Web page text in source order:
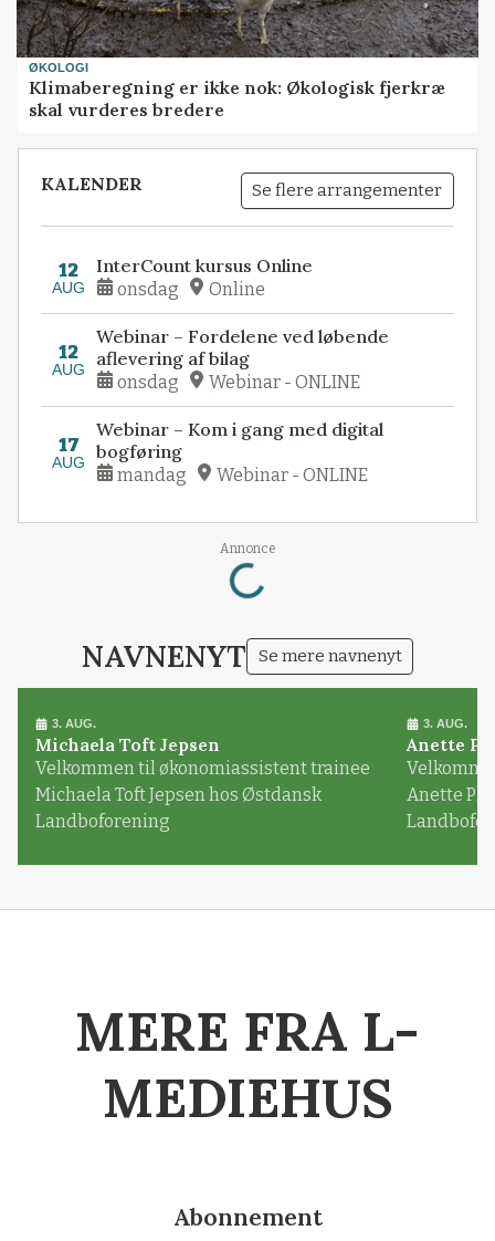
ØKOLOGI
Klimaberegning er ikke nok: Økologisk fjerkræ
skal vurderes bredere
KALENDER Se flere arrangementer
12
AUG
InterCount kursus Online
onsdag Online
12
AUG
Webinar – Fordelene ved løbende
aflevering af bilag
onsdag Webinar - ONLINE
17
AUG
Webinar – Kom i gang med digital
bogføring
mandag Webinar - ONLINE
Annonce
Loading...
NAVNENYT Se mere navnenyt
3. AUG.
Michaela Toft Jepsen
Velkommen til økonomiassistent trainee
Michaela Toft Jepsen hos Østdansk
Landboforening
3. AUG.
Anette
Anette
MERE FRA L-
MEDIEHUS
Abonnement